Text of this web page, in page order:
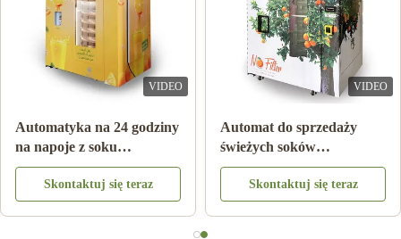
VIDEO
Automatyka na 24 godziny
na napoje z soku
pomarańczowego
Skontaktuj się teraz
VIDEO
Automat do sprzedaży
świeżych soków
pomarańczowych
Skontaktuj się teraz